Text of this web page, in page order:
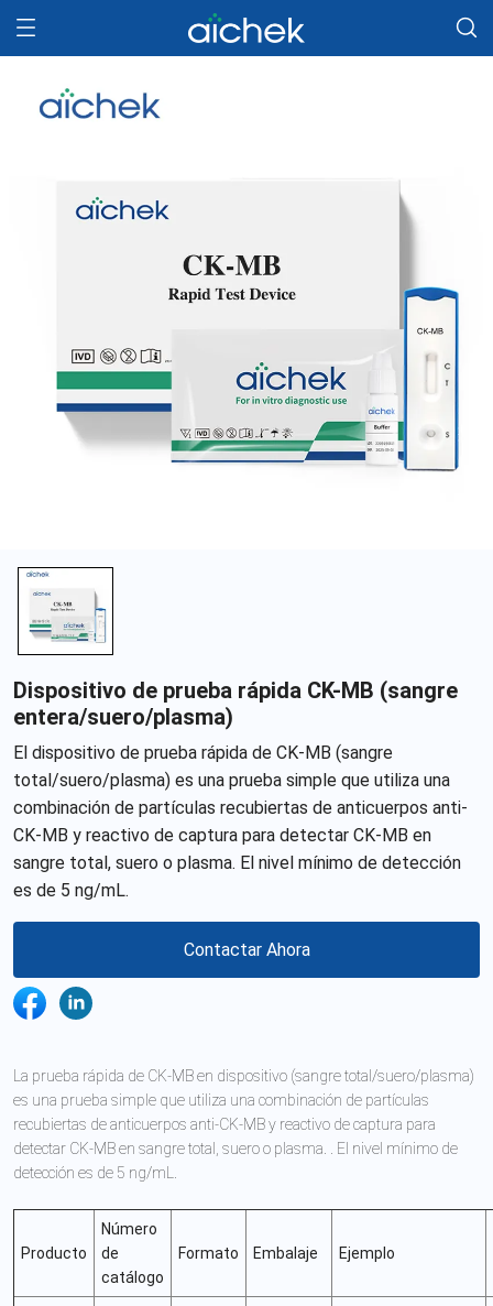
Dispositivo de prueba rápida CK-MB (sangre
entera/suero/plasma)
El dispositivo de prueba rápida de CK-MB (sangre
total/suero/plasma) es una prueba simple que utiliza una
combinación de partículas recubiertas de anticuerpos anti-
CK-MB y reactivo de captura para detectar CK-MB en
sangre total, suero o plasma. El nivel mínimo de detección
es de 5 ng/mL.
Contactar Ahora
La prueba rápida de CK-MB en dispositivo (sangre total/suero/plasma)
es una prueba simple que utiliza una combinación de partículas
recubiertas de anticuerpos anti-CK-MB y reactivo de captura para
detectar CK-MB en sangre total, suero o plasma. . El nivel mínimo de
detección es de 5 ng/mL.
Producto
Número
de
catálogo
Formato Embalaje Ejemplo